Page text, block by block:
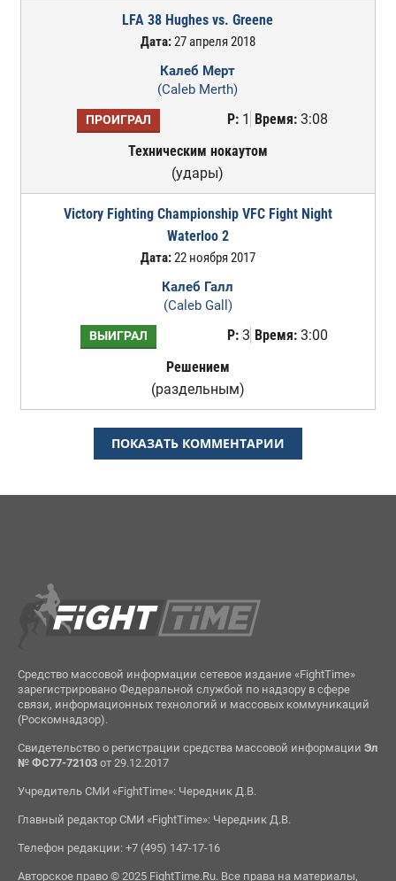
LFA 38 Hughes vs. Greene
Дата:27 апреля 2018
Калеб Мерт
(Caleb Merth)
ПРОИГРАЛ Р:1 Время:3:08
Техническим нокаутом
(удары)
Victory Fighting Championship VFC Fight Night
Waterloo 2
Дата:22 ноября 2017
Калеб Галл
(Caleb Gall)
ВЫИГРАЛ Р:3 Время:3:00
Решением
(раздельным)
ПОКАЗАТЬ КОММЕНТАРИИ
Средство массовой информации сетевое издание «FightTime»
зарегистрировано Федеральной службой по надзору в сфере
связи, информационных технологий и массовых коммуникаций
(Роскомнадзор).
Свидетельство о регистрации средства массовой информации Эл
№ ФС77-72103от 29.12.2017
Учредитель СМИ «FightTime»: Чередник Д.В.
Главный редактор СМИ «FightTime»: Чередник Д.В.
Телефон редакции: +7 (495) 147-17-16
Авторское право © 2025 FightTime.Ru. Все права на материалы,